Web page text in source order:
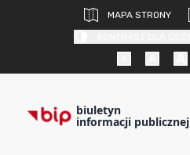
MAPA STRONY
biuletyn
informacji publicznej